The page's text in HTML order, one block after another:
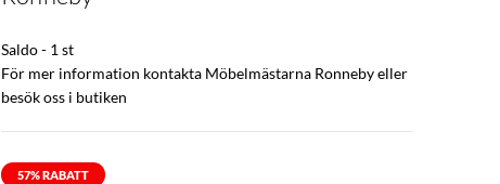
Saldo - 1 st
För mer information kontakta Möbelmästarna Ronneby eller
besök oss i butiken
57% RABATT